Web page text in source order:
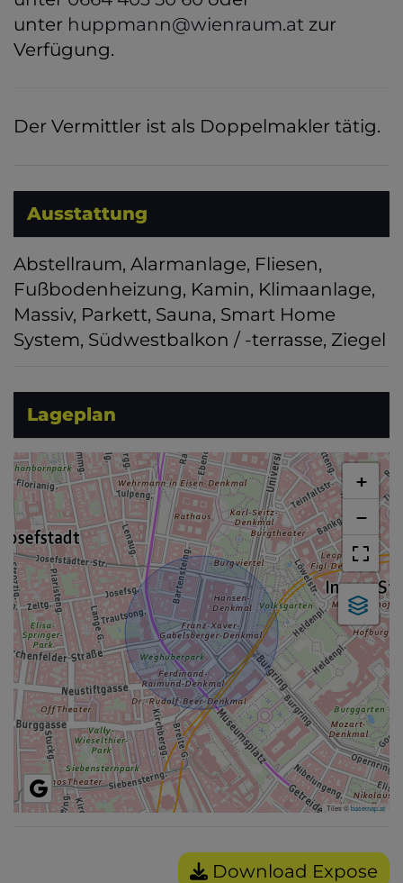
unter huppmann@wienraum.at zur
Verfügung.
Der Vermittler ist als Doppelmakler tätig.
Ausstattung
Abstellraum Alarmanlage Fliesen
Fußbodenheizung Kamin Klimaanlage
Massiv Parkett Sauna Smart Home
System Südwestbalkon / -terrasse Ziegel
Lageplan
+
−
Tiles ©basemap.at
Download Expose